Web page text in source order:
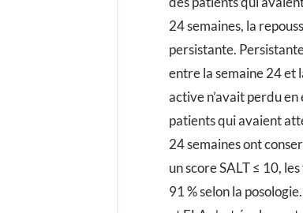
24 semaines, la
persistante.
entre la semaine 24 et
active n’avait perdu
patients qui avaient
24 semaines ont
un score SALT ≤ 10,
91 % selon la